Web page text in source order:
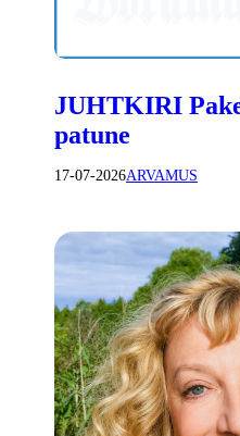
JUHTKIRI
patune
17-07-2026ARVAMUS